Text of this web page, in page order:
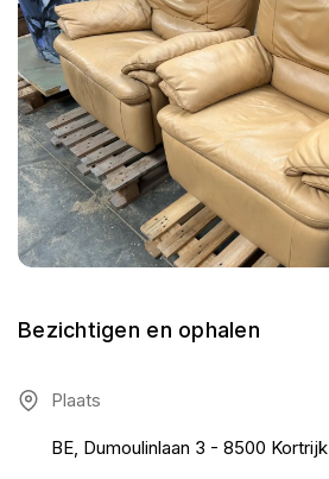
Bezichtigen en ophalen
Plaats
BE, Dumoulinlaan 3 - 8500 Kortrijk